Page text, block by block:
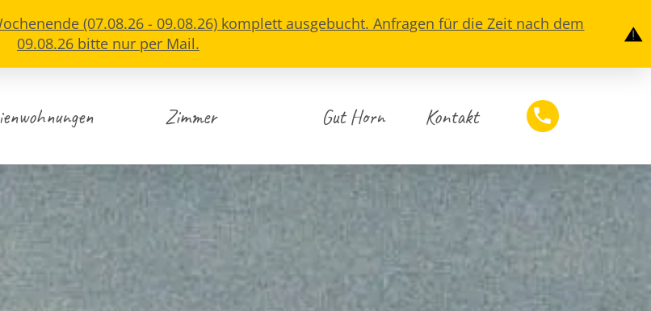
(07.08.26 - 09.08.26) komplett ausgebucht. Anfragen für die Zeit nach dem
09.08.26 bitte nur per Mail.
Zimmer Gut Horn Kontakt